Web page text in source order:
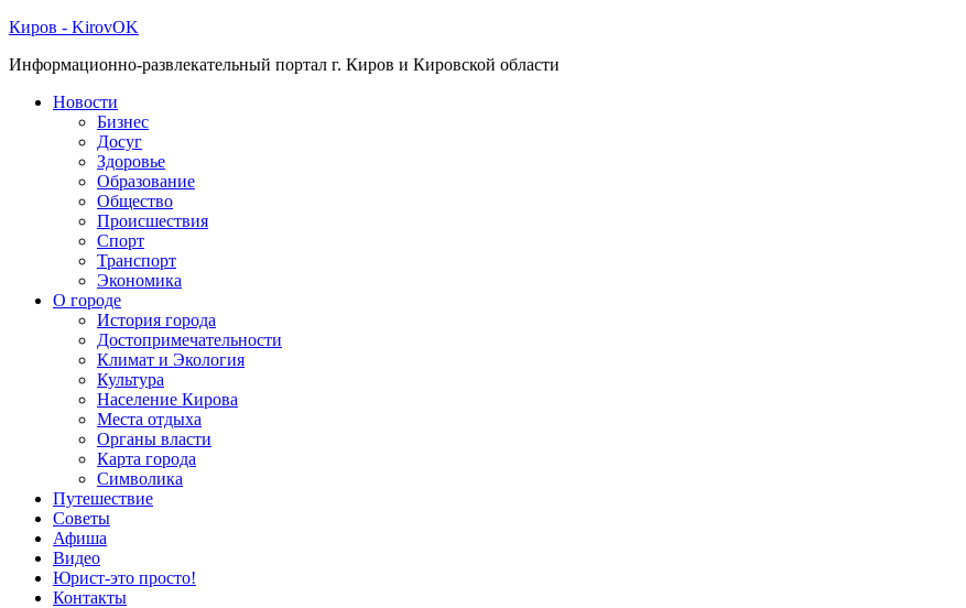
Киров - KirovOK
Информационно-развлекательный портал г. Киров и Кировской области
Новости
Бизнес
Досуг
Здоровье
Образование
Общество
Происшествия
Спорт
Транспорт
Экономика
О городе
История города
Достопримечательности
Климат и Экология
Культура
Население Кирова
Места отдыха
Органы власти
Карта города
Символика
Путешествие
Советы
Афиша
Видео
Юрист-это просто!
Контакты